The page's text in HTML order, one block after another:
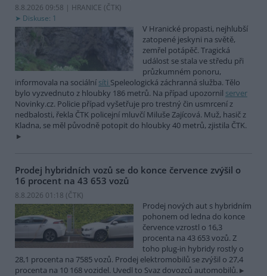
8.8.2026 09:58 | HRANICE (ČTK)
Diskuse: 1
V Hranické propasti, nejhlubší
zatopené jeskyni na světě,
zemřel potápěč. Tragická
událost se stala ve středu při
průzkumném ponoru,
informovala na sociální síti Speleologická záchranná služba. Tělo
bylo vyzvednuto z hloubky 186 metrů. Na případ upozornil server
Novinky.cz. Policie případ vyšetřuje pro trestný čin usmrcení z
nedbalosti, řekla ČTK policejní mluvčí Miluše Zajícová. Muž, hasič z
Kladna, se měl původně potopit do hloubky 40 metrů, zjistila ČTK.
Prodej hybridních vozů se do konce července zvýšil o
16 procent na 43 653 vozů
8.8.2026 01:18 (ČTK)
Prodej nových aut s hybridním
pohonem od ledna do konce
července vzrostl o 16,3
procenta na 43 653 vozů. Z
toho plug-in hybridy rostly o
28,1 procenta na 7585 vozů. Prodej elektromobilů se zvýšil o 27,4
procenta na 10 168 vozidel. Uvedl to Svaz dovozců automobilů.